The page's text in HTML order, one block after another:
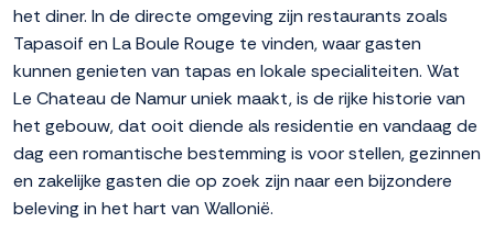
het diner. In de directe omgeving zijn restaurants zoals
Tapasoif en La Boule Rouge te vinden, waar gasten
kunnen genieten van tapas en lokale specialiteiten. Wat
Le Chateau de Namur uniek maakt, is de rijke historie van
het gebouw, dat ooit diende als residentie en vandaag de
dag een romantische bestemming is voor stellen, gezinnen
en zakelijke gasten die op zoek zijn naar een bijzondere
beleving in het hart van Wallonië.